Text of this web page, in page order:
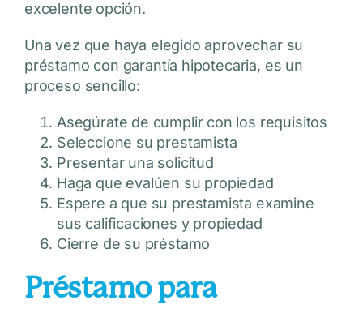
excelente opción.
Una vez que haya elegido aprovechar su
préstamo con garantía hipotecaria, es un
proceso sencillo:
Asegúrate de cumplir con los requisitos
Seleccione su prestamista
Presentar una solicitud
Haga que evalúen su propiedad
Espere a que su prestamista examine
sus calificaciones y propiedad
Cierre de su préstamo
Préstamo para